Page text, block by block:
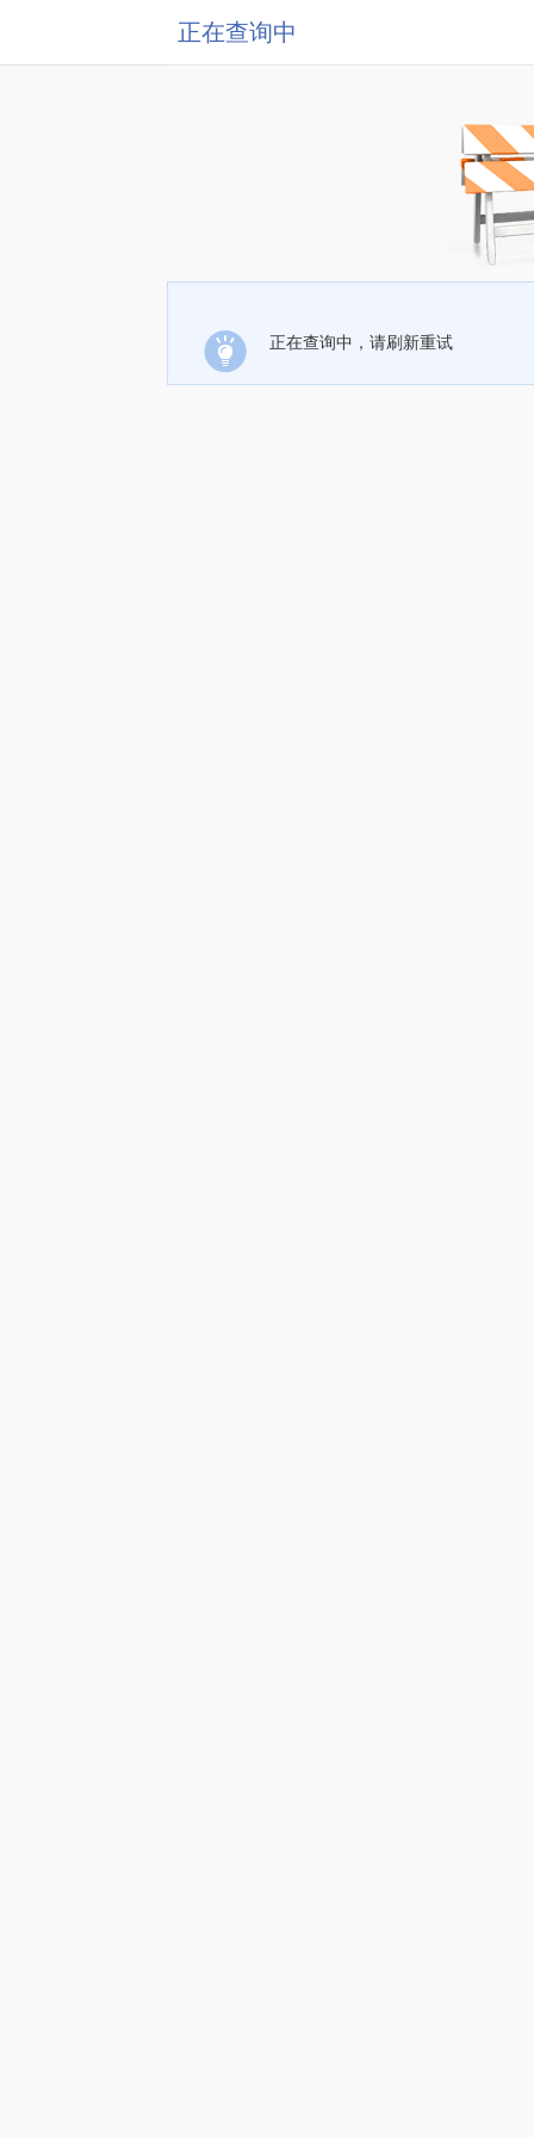
正在查询中
正在查询中，请刷新重试